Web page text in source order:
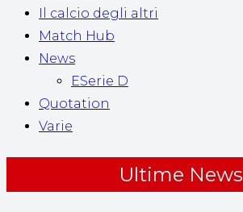
Il calcio degli altri
Match Hub
News
ESerie D
Quotation
Varie
Ultime News